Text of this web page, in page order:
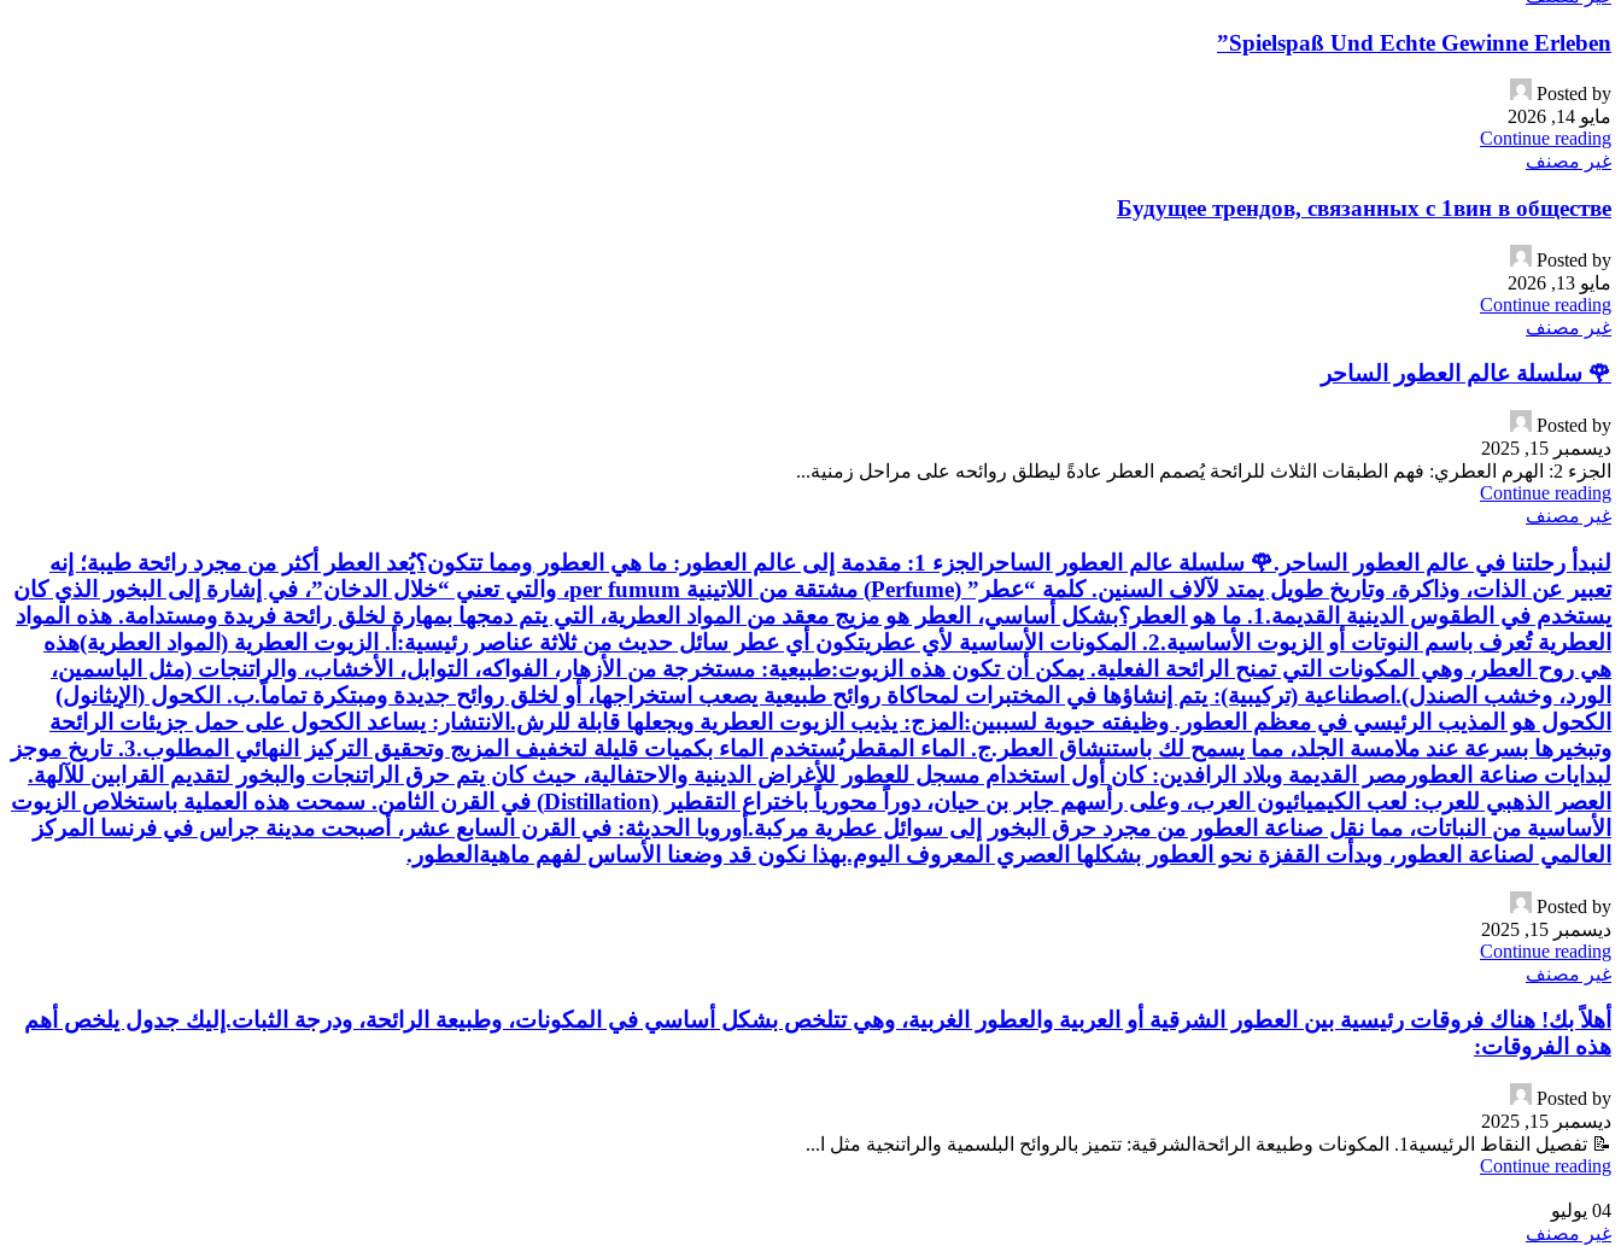
Spielspaß Und Echte Gewinne Erleben”
Posted by
مايو 14, 2026
Continue reading
غير مصنف
Будущее трендов, связанных с 1вин в обществе
Posted by
مايو 13, 2026
Continue reading
غير مصنف
​🌹 سلسلة عالم العطور الساحر
Posted by
ديسمبر 15, 2025
​الجزء 2: الهرم العطري: فهم الطبقات الثلاث للرائحة يُصمم العطر عادةً ليطلق روائحه على مراحل زمنية...
Continue reading
غير مصنف
لنبدأ رحلتنا في عالم العطور الساحر.​🌹 سلسلة عالم العطور الساحر​الجزء 1: مقدمة إلى عالم العطور: ما هي العطور ومما تتكون؟​يُعد العطر أكثر من مجرد رائحة طيبة؛ إنه
تعبير عن الذات، وذاكرة، وتاريخ طويل يمتد لآلاف السنين. كلمة “عطر” (Perfume) مشتقة من اللاتينية per fumum، والتي تعني “خلال الدخان”، في إشارة إلى البخور الذي كان
يستخدم في الطقوس الدينية القديمة.​1. ما هو العطر؟​بشكل أساسي، العطر هو مزيج معقد من المواد العطرية، التي يتم دمجها بمهارة لخلق رائحة فريدة ومستدامة. هذه المواد
العطرية تُعرف باسم النوتات أو الزيوت الأساسية.​2. المكونات الأساسية لأي عطر​يتكون أي عطر سائل حديث من ثلاثة عناصر رئيسية:​أ. الزيوت العطرية (المواد العطرية)​هذه
هي روح العطر، وهي المكونات التي تمنح الرائحة الفعلية. يمكن أن تكون هذه الزيوت:​طبيعية: مستخرجة من الأزهار، الفواكه، التوابل، الأخشاب، والراتنجات (مثل الياسمين،
الورد، وخشب الصندل).​اصطناعية (تركيبية): يتم إنشاؤها في المختبرات لمحاكاة روائح طبيعية يصعب استخراجها، أو لخلق روائح جديدة ومبتكرة تماماً.​ب. الكحول (الإيثانول)​
الكحول هو المذيب الرئيسي في معظم العطور. وظيفته حيوية لسببين:​المزج: يذيب الزيوت العطرية ويجعلها قابلة للرش.​الانتشار: يساعد الكحول على حمل جزيئات الرائحة
وتبخيرها بسرعة عند ملامسة الجلد، مما يسمح لك باستنشاق العطر.​ج. الماء المقطر​يُستخدم الماء بكميات قليلة لتخفيف المزيج وتحقيق التركيز النهائي المطلوب.​3. تاريخ موجز
لبدايات صناعة العطور​مصر القديمة وبلاد الرافدين: كان أول استخدام مسجل للعطور للأغراض الدينية والاحتفالية، حيث كان يتم حرق الراتنجات والبخور لتقديم القرابين للآلهة.​
العصر الذهبي للعرب: لعب الكيميائيون العرب، وعلى رأسهم جابر بن حيان، دوراً محورياً باختراع التقطير (Distillation) في القرن الثامن. سمحت هذه العملية باستخلاص الزيوت
الأساسية من النباتات، مما نقل صناعة العطور من مجرد حرق البخور إلى سوائل عطرية مركبة.​أوروبا الحديثة: في القرن السابع عشر، أصبحت مدينة جراس في فرنسا المركز
العالمي لصناعة العطور، وبدأت القفزة نحو العطور بشكلها العصري المعروف اليوم.​بهذا نكون قد وضعنا الأساس لفهم ماهيةالعطور.
Posted by
ديسمبر 15, 2025
Continue reading
غير مصنف
أهلاً بك! هناك فروقات رئيسية بين العطور الشرقية أو العربية والعطور الغربية، وهي تتلخص بشكل أساسي في المكونات، وطبيعة الرائحة، ودرجة الثبات.​إليك جدول يلخص أهم
هذه الفروقات:
Posted by
ديسمبر 15, 2025
📝 تفصيل النقاط الرئيسية​1. المكونات وطبيعة الرائحة​الشرقية: تتميز بالروائح البلسمية والراتنجية مثل ا...
Continue reading
04 يوليو
غير مصنف